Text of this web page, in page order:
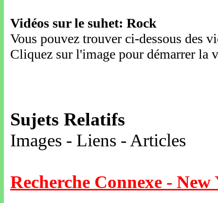
Vidéos sur le suhet: Rock
Vous pouvez trouver ci-dessous des
Cliquez sur l'image pour démarrer la
Sujets Relatifs
Images - Liens - Articles
Recherche Connexe -